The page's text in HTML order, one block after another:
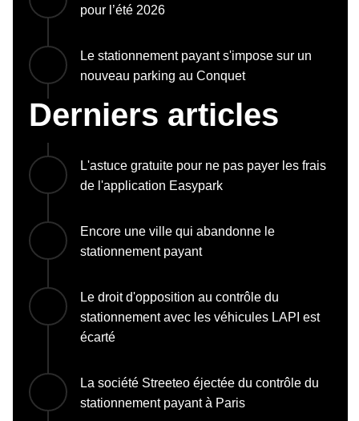
pour l’été 2026
Le stationnement payant s'impose sur un
nouveau parking au Conquet
Derniers articles
L'astuce gratuite pour ne pas payer les frais
de l'application Easypark
Encore une ville qui abandonne le
stationnement payant
Le droit d'opposition au contrôle du
stationnement avec les véhicules LAPI est
écarté
La société Streeteo éjectée du contrôle du
stationnement payant à Paris